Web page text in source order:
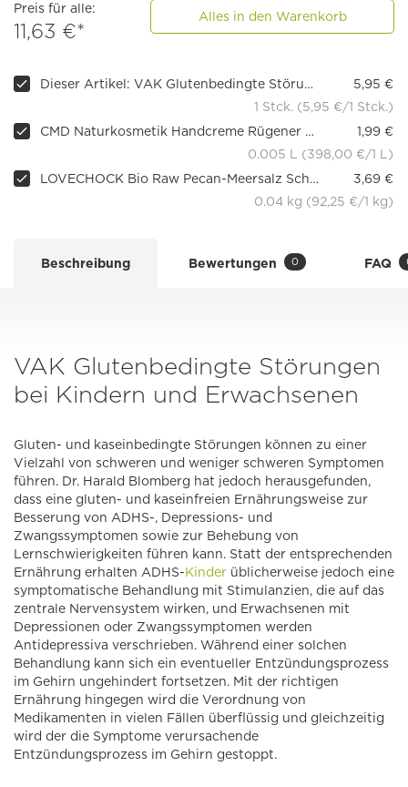
Preis für alle:
11,63 €*
Alles in den Warenkorb
Dieser Artikel: VAK Glutenbedingte Störungen bei Kindern und Erwachsenen
5,95 €
1 Stck. (5,95 €/1 Stck.)
CMD Naturkosmetik Handcreme Rügener Kreide
1,99 €
0.005 L (398,00 €/1 L)
LOVECHOCK Bio Raw Pecan-Meersalz Schokoriegel
3,69 €
0.04 kg (92,25 €/1 kg)
Beschreibung Bewertungen 0 FAQ
VAK Glutenbedingte Störungen
bei Kindern und Erwachsenen
Gluten- und kaseinbedingte Störungen können zu einer
Vielzahl von schweren und weniger schweren Symptomen
führen. Dr. Harald Blomberg hat jedoch herausgefunden,
dass eine gluten- und kaseinfreien Ernährungsweise zur
Besserung von ADHS-, Depressions- und
Zwangssymptomen sowie zur Behebung von
Lernschwierigkeiten führen kann. Statt der entsprechenden
Ernährung erhalten ADHS-Kinder üblicherweise jedoch eine
symptomatische Behandlung mit Stimulanzien, die auf das
zentrale Nervensystem wirken, und Erwachsenen mit
Depressionen oder Zwangssymptomen werden
Antidepressiva verschrieben. Während einer solchen
Behandlung kann sich ein eventueller Entzündungsprozess
im Gehirn ungehindert fortsetzen. Mit der richtigen
Ernährung hingegen wird die Verordnung von
Medikamenten in vielen Fällen überflüssig und gleichzeitig
wird der die Symptome verursachende
Entzündungsprozess im Gehirn gestoppt.